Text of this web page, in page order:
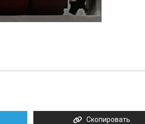
Скопировать